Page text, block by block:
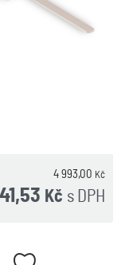
4 993,00 Kč
s DPH
Kč